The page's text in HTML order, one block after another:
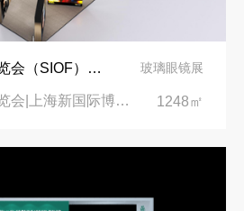
中国国际眼镜业展览会（SIOF）‌展台设计搭建-眼镜业巨头依视路陆逊梯卡 玻璃眼镜展
中国国际眼镜业展览会|上海新国际博览中心‌ 1248㎡